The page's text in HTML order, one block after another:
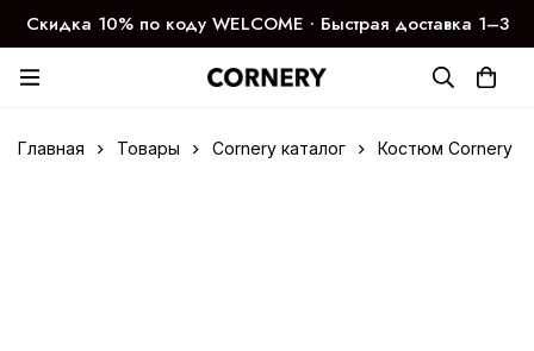
Скидка 10% по коду WELCOME ∙ Быстрая доставка 1–3
дня
Главная Товары Cornery каталог Костюм Cornery